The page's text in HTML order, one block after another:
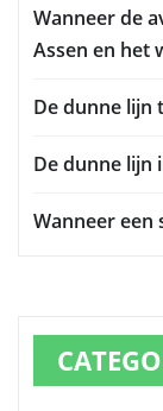
Wanneer de
Assen en het
De dunne lijn
De dunne lijn
Wanneer